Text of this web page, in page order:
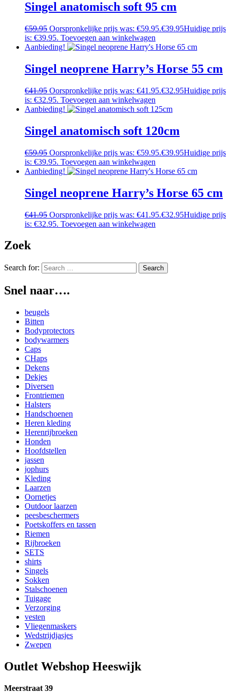
Singel anatomisch soft 95 cm
€59.95 Oorspronkelijke prijs was: €59.95.€39.95Huidige prijs
is: €39.95. Toevoegen aan winkelwagen
Aanbieding!
Singel neoprene Harry’s Horse 55 cm
€41.95 Oorspronkelijke prijs was: €41.95.€32.95Huidige prijs
is: €32.95. Toevoegen aan winkelwagen
Aanbieding!
Singel anatomisch soft 120cm
€59.95 Oorspronkelijke prijs was: €59.95.€39.95Huidige prijs
is: €39.95. Toevoegen aan winkelwagen
Aanbieding!
Singel neoprene Harry’s Horse 65 cm
€41.95 Oorspronkelijke prijs was: €41.95.€32.95Huidige prijs
is: €32.95. Toevoegen aan winkelwagen
Zoek
Search for:
Snel naar….
beugels
Bitten
Bodyprotectors
bodywarmers
Caps
CHaps
Dekens
Dekjes
Diversen
Frontriemen
Halsters
Handschoenen
Heren kleding
Herenrijbroeken
Honden
Hoofdstellen
jassen
jophurs
Kleding
Laarzen
Oornetjes
Outdoor laarzen
peesbeschermers
Poetskoffers en tassen
Riemen
Rijbroeken
SETS
shirts
Singels
Sokken
Stalschoenen
Tuigage
Verzorging
vesten
Vliegenmaskers
Wedstrijdjasjes
Zwepen
Outlet Webshop Heeswijk
Meerstraat 39